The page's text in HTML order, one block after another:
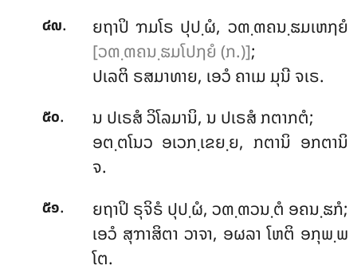
໔໙.
ຍຖາປິ ຠມໂຣ ປຸປ຺ຜໍ, ວຓ຺ຓຄນ຺ຘມເຫຐຍໍ
[ວຓ຺ຓຄນ຺ຘມໂປຐຍໍ (ກ.)];
ປເລຕິ ຣສມາທາຍ, ເອວໍ ຄາເມ ມຸນີ ຈເຣ.
໕໐.
ນ ປເຣສໍ ວິໂລມານິ, ນ ປເຣສໍ ກຕາກຕໍ;
ອຕ຺ຕໂນວ ອເວກ຺ເຂຍ຺ຍ, ກຕານິ ອກຕານິ
ຈ.
໕໑. ຍຖາປິ ຣຸຈິຣໍ ປຸປ຺ຜໍ, ວຓ຺ຓວນ຺ຕໍ ອຄນ຺ຘກໍ;
ເອວໍ ສຸຠາສິຕາ ວາຈາ, ອຜລາ ໂຫຕິ ອກຸພ຺ພ
ໂຕ.